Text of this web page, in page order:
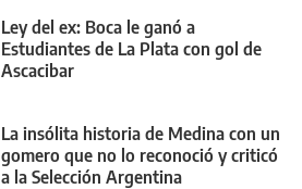
Ley del ex: Boca le ganó a
Estudiantes de La Plata con gol de
Ascacibar
La insólita historia de Medina con un
gomero que no lo reconoció y criticó
a la Selección Argentina